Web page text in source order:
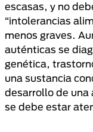
escasas, y no
“intolerancias
menos graves.
auténticas se
genética,
una sustancia
desarrollo de una
se debe estar